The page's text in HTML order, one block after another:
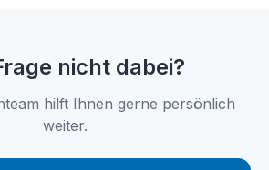
nicht dabei?
hilft Ihnen gerne persönlich
weiter.